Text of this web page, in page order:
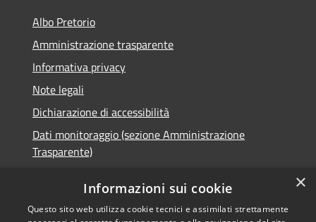
Albo Pretorio
Amministrazione trasparente
Informativa privacy
Note legali
Dichiarazione di accessibilità
Dati monitoraggio (sezione Amministrazione
Trasparente)
×
Informazioni sui cookie
Questo sito web utilizza cookie tecnici e assimilati strettamente